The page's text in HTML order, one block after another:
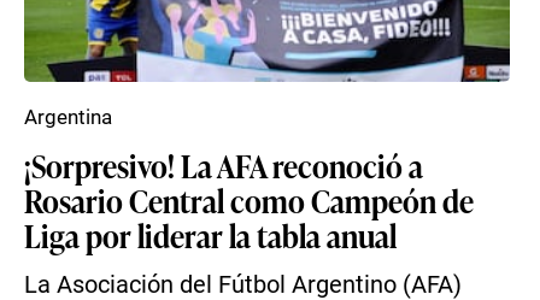
¡Sorpresivo! La AFA reconoció a
Rosario Central como Campeón de
Liga por liderar la tabla anual
La Asociación del Fútbol Argentino (AFA)
Argentina